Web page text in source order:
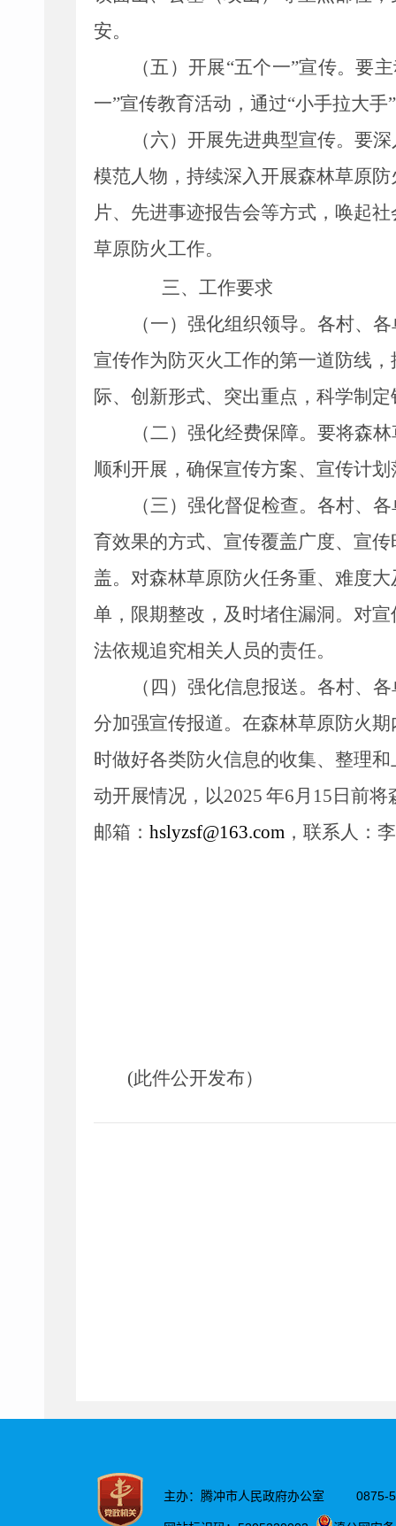
安。
（五）开展“五个一”宣传。要
一”宣传教育活动，通过“小手拉大手”
（六）开展先进典型宣传。 要深
模范人物，持续深入开展森林草原
片、先进事迹报告会等方式，唤起
草原防火工作。
三、工作要求
（一）强化组织领导。 各村、各
宣传作为防灭火工作的第一道防线
际、创新形式、突出重点，科学制
（二）强化经费保障。 要将森
顺利开展，确保宣传方案、宣传计
（三）强化督促检查。 各村、各
育效果的方式、宣传覆盖广度、宣
盖。对森林草原防火任务重、难度
单，限期整改，及时堵住漏洞。对宣
法依规追究相关人员的责任。
（ 四 ） 强化信息报送。 各村、 各
分加强宣传报道。在森林草原防火期
时做好各类防火信息的收集、整理
动开展情况， 以2025 年6月 15 日前将
邮箱： hslyzsf@163.com ，联系人：
(此件公开发布）